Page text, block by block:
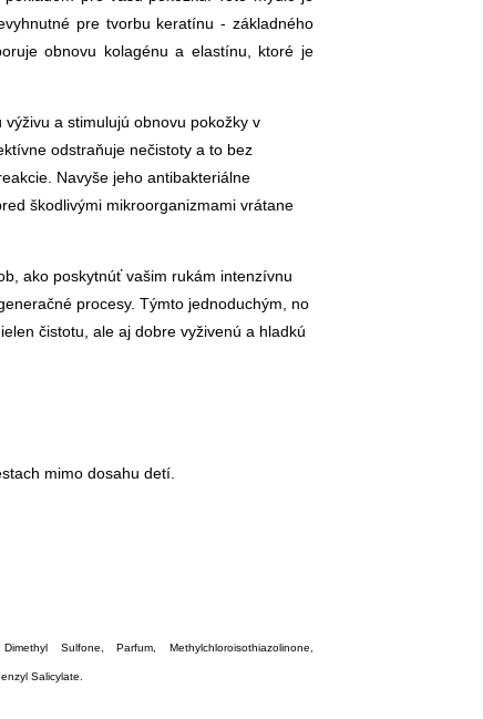
pre tvorbu keratínu - základného
obnovu kolagénu a elastínu, ktoré je
a stimulujú obnovu pokožky v
odstraňuje nečistoty a to bez
Navyše jeho antibakteriálne
škodlivými mikroorganizmami vrátane
ako poskytnúť vašim rukám intenzívnu
procesy. Týmto jednoduchým, no
čistotu, ale aj dobre vyživenú a hladkú
mimo dosahu detí.
Sulfone, Parfum, Methylchloroisothiazolinone,
Salicylate.